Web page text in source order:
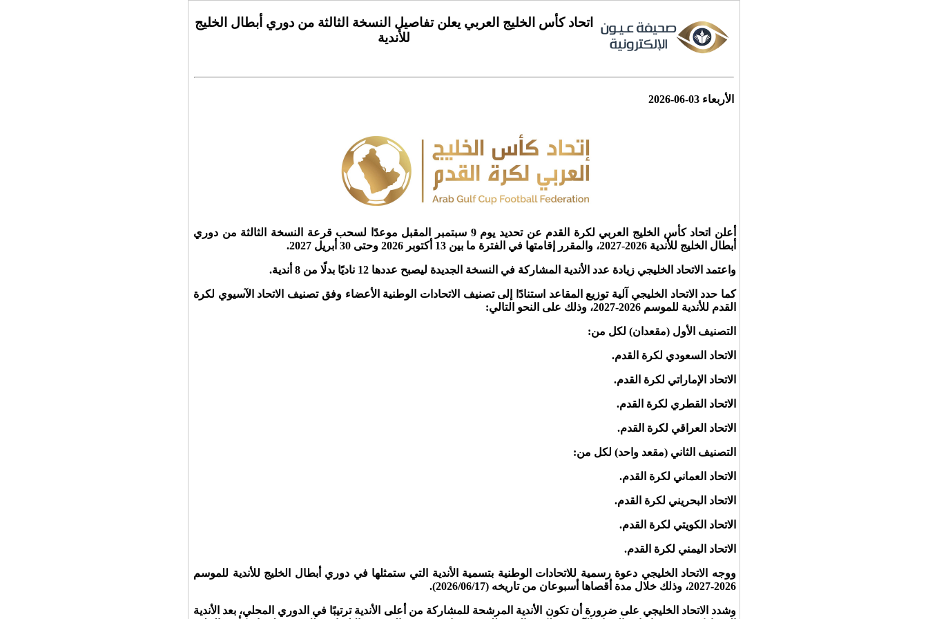
اتحاد كأس الخليج العربي يعلن تفاصيل النسخة الثالثة من دوري أبطال الخليج
للأندية
الأربعاء 2026-06-03
أعلن اتحاد كأس الخليج العربي لكرة القدم عن تحديد يوم 9 سبتمبر المقبل موعدًا لسحب قرعة النسخة الثالثة من دوري
أبطال الخليج للأندية 2026-2027، والمقرر إقامتها في الفترة ما بين 13 أكتوبر 2026 وحتى 30 أبريل 2027.
واعتمد الاتحاد الخليجي زيادة عدد الأندية المشاركة في النسخة الجديدة ليصبح عددها 12 ناديًا بدلًا من 8 أندية.
كما حدد الاتحاد الخليجي آلية توزيع المقاعد استنادًا إلى تصنيف الاتحادات الوطنية الأعضاء وفق تصنيف الاتحاد الآسيوي لكرة
القدم للأندية للموسم 2026-2027، وذلك على النحو التالي:
التصنيف الأول (مقعدان) لكل من:
الاتحاد السعودي لكرة القدم.
الاتحاد الإماراتي لكرة القدم.
الاتحاد القطري لكرة القدم.
الاتحاد العراقي لكرة القدم.
التصنيف الثاني (مقعد واحد) لكل من:
الاتحاد العماني لكرة القدم.
الاتحاد البحريني لكرة القدم.
الاتحاد الكويتي لكرة القدم.
الاتحاد اليمني لكرة القدم.
ووجه الاتحاد الخليجي دعوة رسمية للاتحادات الوطنية بتسمية الأندية التي ستمثلها في دوري أبطال الخليج للأندية للموسم
2026-2027، وذلك خلال مدة أقصاها أسبوعان من تاريخه (2026/06/17).
وشدد الاتحاد الخليجي على ضرورة أن تكون الأندية المرشحة للمشاركة من أعلى الأندية ترتيبًا في الدوري المحلي، بعد الأندية